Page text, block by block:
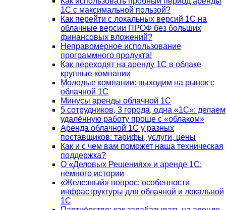
1С с максимальной пользой?
Как перейти с локальных версий 1С на
облачные версии ПРОФ без больших
финансовых вложений?
Неправомерное использование
программного продукта!
Как переходят на аренду 1С в облаке
крупные компании
Молодые компании: выходим на рынок с
облачной 1С
Минусы аренды облачной 1С
5 сотрудников, 3 города, одна «1С»: делаем
удалённую работу проще с «облаком»
Аренда облачной 1С у разных
поставщиков: тарифы, услуги, цены
Как и с чем вам поможет наша техническая
поддержка?
О «Деловых Решениях» и аренде 1С:
немного истории
«Железный» вопрос: особенности
инфраструктуры для облачной и локальной
1С